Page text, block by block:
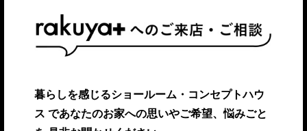
暮らしを感じるショールーム・コンセプトハウ
ス であなたのお家への思いやご希望、悩みごと